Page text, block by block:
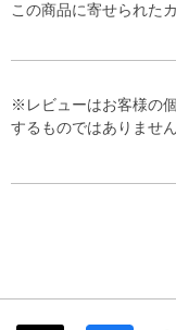
この商品に寄せられた
※レビューはお客様の
するものではありません